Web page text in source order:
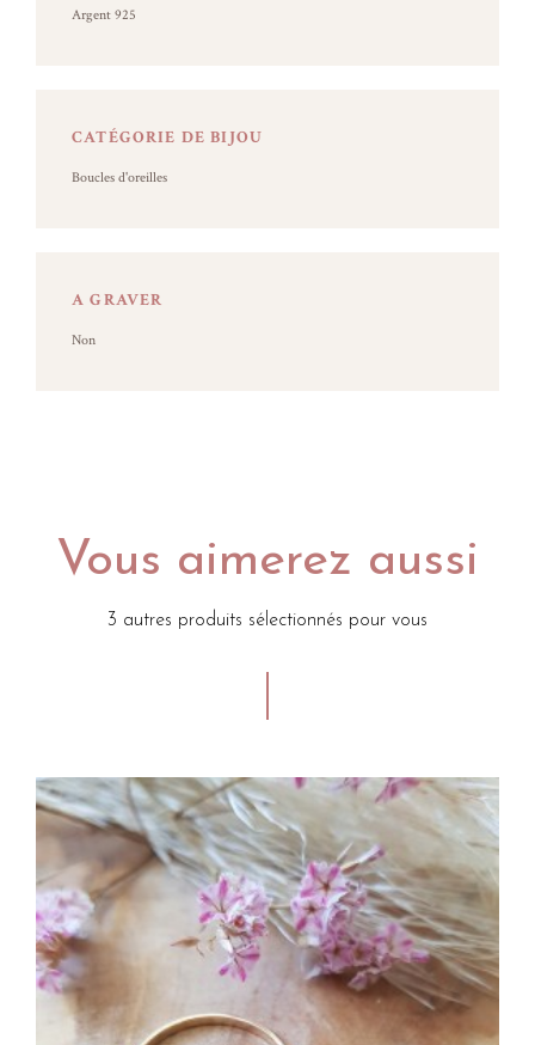
Argent 925
CATÉGORIE DE BIJOU
Boucles d'oreilles
A GRAVER
Non
Vous aimerez aussi
3 autres produits sélectionnés pour vous